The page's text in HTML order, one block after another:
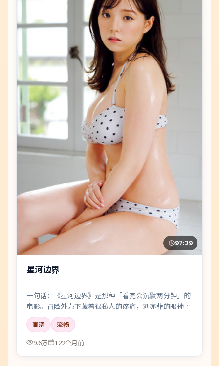
97:29
星河边界
一句话：《星河边界》是那种「看完会沉默两分钟」的
电影。冒险外壳下藏着很私人的疼痛，刘亦菲的眼神戏
尤其要命。
高清
流畅
9.6万
122个月前